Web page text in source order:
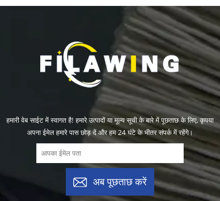
हमारी वेब साईट में स्वागत है! हमारे उत्पादों या मूल्य सूची के बारे में पूछताछ के लिए, कृपया
अपना ईमेल हमारे पास छोड़ दें और हम 24 घंटे के भीतर संपर्क में रहेंगे।
अब पूछताछ करें